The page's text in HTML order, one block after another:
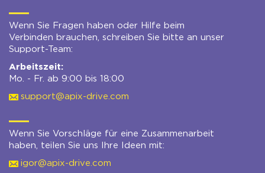
Wenn Sie Fragen haben oder Hilfe beim
Verbinden brauchen, schreiben Sie bitte an unser
Support-Team:
Arbeitszeit:
Mo. - Fr. ab 9:00 bis 18:00
support@apix-drive.com
Wenn Sie Vorschläge für eine Zusammenarbeit
haben, teilen Sie uns Ihre Ideen mit:
igor@apix-drive.com